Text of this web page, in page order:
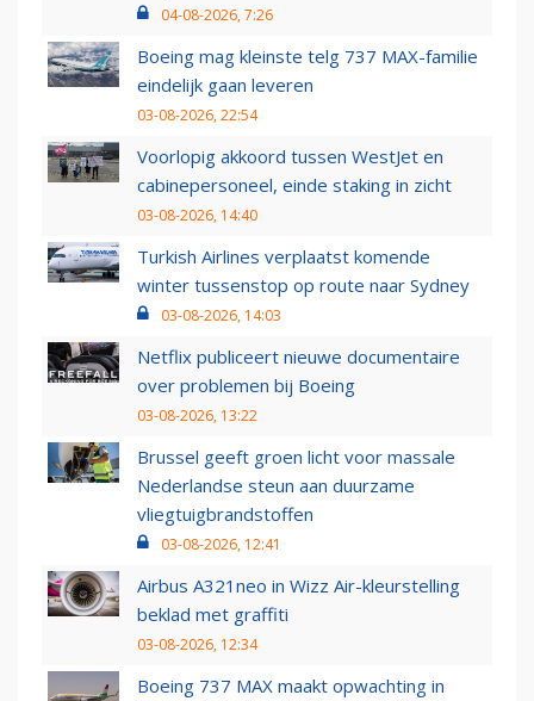
04-08-2026, 7:26
Boeing mag kleinste telg 737 MAX-familie
eindelijk gaan leveren
03-08-2026, 22:54
Voorlopig akkoord tussen WestJet en
cabinepersoneel, einde staking in zicht
03-08-2026, 14:40
Turkish Airlines verplaatst komende
winter tussenstop op route naar Sydney
03-08-2026, 14:03
Netflix publiceert nieuwe documentaire
over problemen bij Boeing
03-08-2026, 13:22
Brussel geeft groen licht voor massale
Nederlandse steun aan duurzame
vliegtuigbrandstoffen
03-08-2026, 12:41
Airbus A321neo in Wizz Air-kleurstelling
beklad met graffiti
03-08-2026, 12:34
Boeing 737 MAX maakt opwachting in